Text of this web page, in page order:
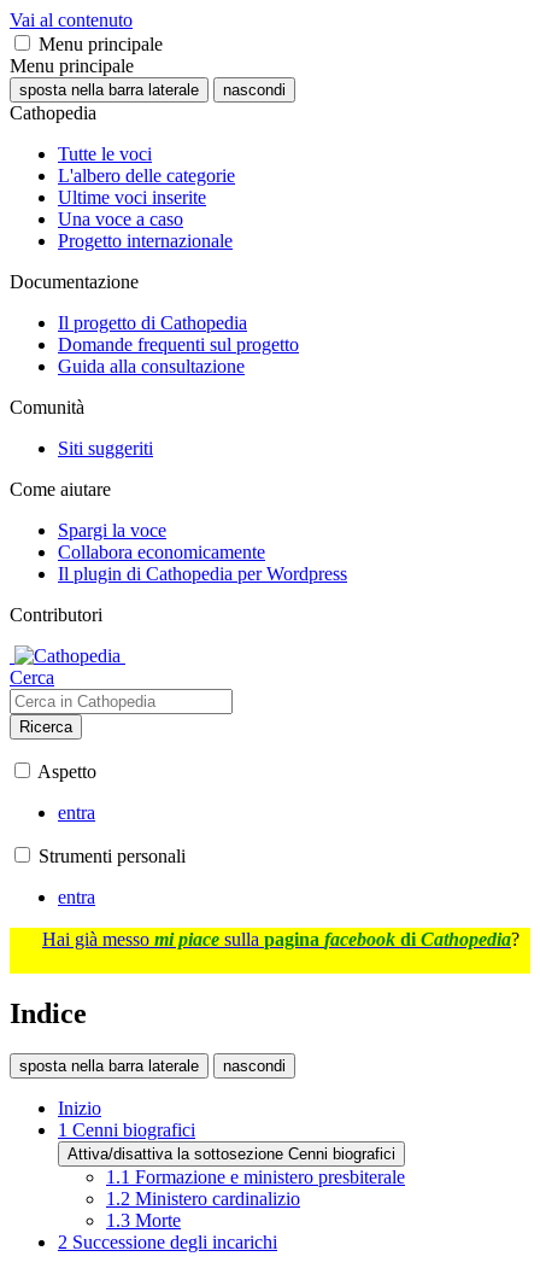
Vai al contenuto
Menu principale
Menu principale
sposta nella barra laterale nascondi
Cathopedia
Tutte le voci
L'albero delle categorie
Ultime voci inserite
Una voce a caso
Progetto internazionale
Documentazione
Il progetto di Cathopedia
Domande frequenti sul progetto
Guida alla consultazione
Comunità
Siti suggeriti
Come aiutare
Spargi la voce
Collabora economicamente
Il plugin di Cathopedia per Wordpress
Contributori
Cerca
Ricerca
Aspetto
entra
Strumenti personali
entra
Hai già messo mi piace sulla pagina facebook di Cathopedia?
Indice
sposta nella barra laterale nascondi
Inizio
1 Cenni biografici
Attiva/disattiva la sottosezione Cenni biografici
1.1 Formazione e ministero presbiterale
1.2 Ministero cardinalizio
1.3 Morte
2 Successione degli incarichi